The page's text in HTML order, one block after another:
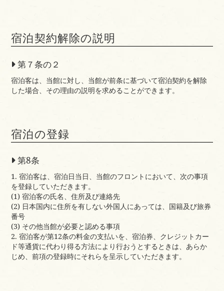
宿泊契約解除の説明
第７条の２
宿泊客は、当館に対し、当館が前条に基づいて宿泊契約を解除
した場合、その理由の説明を求めることができます。
宿泊の登録
第8条
1. 宿泊客は、宿泊日当日、当館のフロントにおいて、次の事項
を登録していただきます。
(1) 宿泊客の氏名、住所及び連絡先
(2) 日本国内に住所を有しない外国人にあっては、国籍及び旅券
番号
(3) その他当館が必要と認める事項
2. 宿泊客が第12条の料金の支払いを、宿泊券、クレジットカー
ド等通貨に代わり得る方法により行おうとするときは、あらか
じめ、前項の登録時にそれらを呈示していただきます。